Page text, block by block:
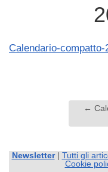
Calendario-compatto-
←
Newsletter| Tutti gli
Cookie